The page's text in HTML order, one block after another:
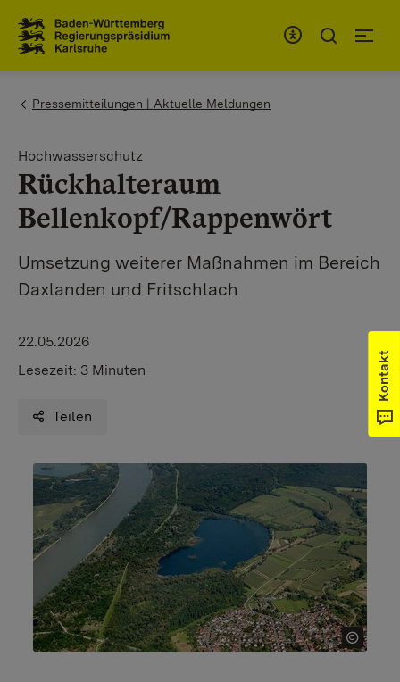
You are here:
Pressemitteilungen | Aktuelle Meldungen
Hochwasserschutz
Rückhalteraum
Bellenkopf/Rappenwört
Umsetzung weiterer Maßnahmen im Bereich
Daxlanden und Fritschlach
22.05.2026
Lesezeit: 3 Minuten
Teilen
Kontakt